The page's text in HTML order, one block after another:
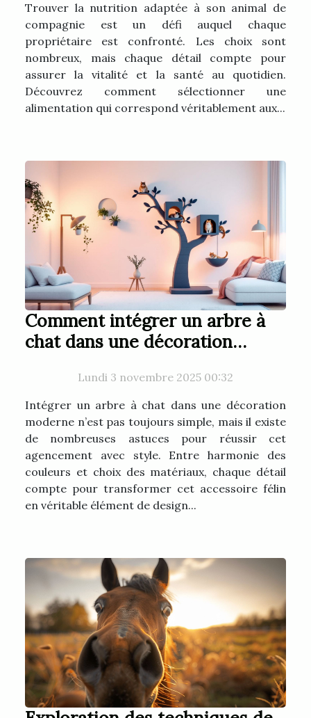
Trouver la nutrition adaptée à son animal de
compagnie est un défi auquel chaque
propriétaire est confronté. Les choix sont
nombreux, mais chaque détail compte pour
assurer la vitalité et la santé au quotidien.
Découvrez comment sélectionner une
alimentation qui correspond véritablement aux...
Comment intégrer un arbre à
chat dans une décoration
Lundi 3 novembre 2025 00:32
Intégrer un arbre à chat dans une décoration
moderne n’est pas toujours simple, mais il existe
de nombreuses astuces pour réussir cet
agencement avec style. Entre harmonie des
couleurs et choix des matériaux, chaque détail
compte pour transformer cet accessoire félin
en véritable élément de design...